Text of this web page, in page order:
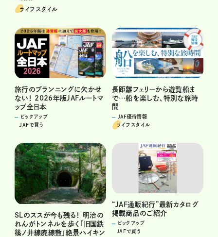
ライフスタイル
旅行のプランニングに欠かせ
ない！ 2026年版JAFルートマ
ップ全日本
ピックアップ
JAFで買う
長距離フェリーから遊覧船ま
で…船を楽しむ、特別な旅時
間
JAF優待情報
ライフスタイル
SLのススが今も残る！ 明治の
れんがトンネルを歩く「旧国鉄
篠ノ井線廃線敷」絶景ハイキン
“JAF通販紀行”最新カタログ
掲載商品のご紹介
ピックアップ
JAFで買う